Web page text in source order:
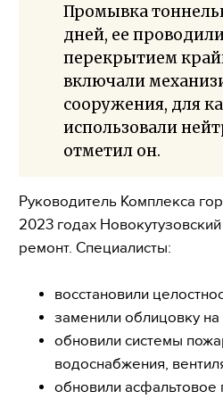
Промывка
дней, ее
перекрытием
включали
сооружения, для
использовали
отметил он.
Руководитель Комплекса
2023 годах
ремонт. Специалисты:
восстановили
заменили облицовку
обновили системы
водоснабжения,
обновили асфальтовое